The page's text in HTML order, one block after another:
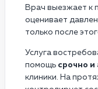
Врач выезжает к
оценивает
только после
Услуга
помощь срочно
клиники. На